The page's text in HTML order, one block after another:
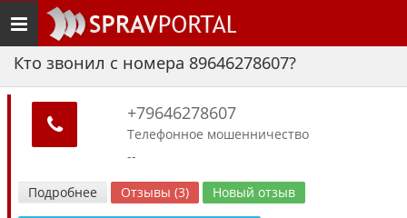
Toggle
navigation
Кто звонил с номера 89646278607?
+79646278607
Телефонное мошенничество
--
Подробнее Отзывы (3) Новый отзыв